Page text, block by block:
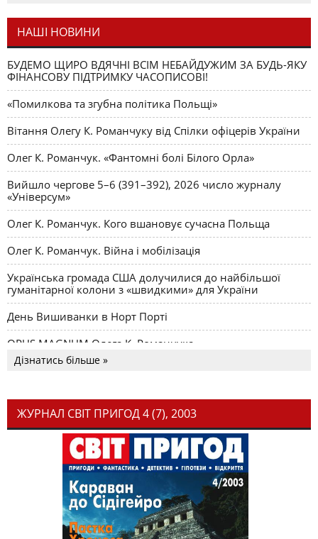
НАШІ НОВИНИ
БУДЕМО ЩИРО ВДЯЧНІ ВСІМ НЕБАЙДУЖИМ ЗА БУДЬ-ЯКУ
ФІНАНСОВУ ПІДТРИМКУ ЧАСОПИСОВІ!
«Помилкова та згубна політика Польщі»
Вітання Олегу К. Романчуку від Спілки офіцерів України
Олег К. Романчук. «Фантомні болі Білого Орла»
Вийшло чергове 5–6 (391–392), 2026 число журналу
«Універсум»
Олег К. Романчук. Кого вшановує сучасна Польща
Олег К. Романчук. Війна і мобілізація
Українська громада США долучилися до найбільшої
гуманітарної колони з «швидкими» для України
День Вишиванки в Норт Порті
OPUS MAGNUM Олега К. Романчука
Дізнатись більше »
ЖУРНАЛ СВІТ ПРИГОД 4 (7), 2003